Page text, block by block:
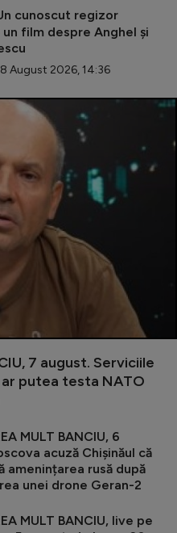
cunoscut regizor
film despre Anghel și
August 2026, 14:36
7 august. Serviciile
ar putea testa NATO
MULT BANCIU, 6
acuză Chișinăul că
amenințarea rusă după
unei drone Geran-2
MULT BANCIU, live pe